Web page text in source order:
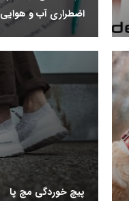
اضطراری آب ‌و‌ هوایی
پیچ خوردگی مچ پا